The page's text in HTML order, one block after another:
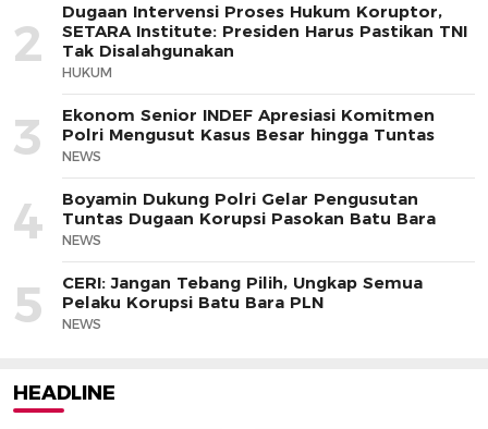
2
Dugaan Intervensi Proses Hukum Koruptor,
SETARA Institute: Presiden Harus Pastikan TNI
Tak Disalahgunakan
HUKUM
3
Ekonom Senior INDEF Apresiasi Komitmen
Polri Mengusut Kasus Besar hingga Tuntas
NEWS
4
Boyamin Dukung Polri Gelar Pengusutan
Tuntas Dugaan Korupsi Pasokan Batu Bara
NEWS
5
CERI: Jangan Tebang Pilih, Ungkap Semua
Pelaku Korupsi Batu Bara PLN
NEWS
HEADLINE